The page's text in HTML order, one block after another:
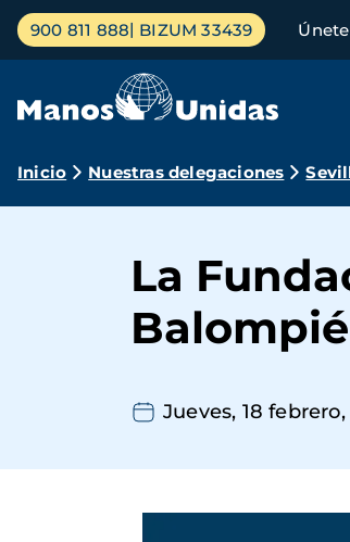
Pasar
contenido
Menú
principal
900 811 888 BIZUM 33439
Ruta
navegación
Inicio Nuestras delegaciones
La
Jueves, 18 febrero,